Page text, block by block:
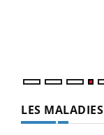
LES MALADIES